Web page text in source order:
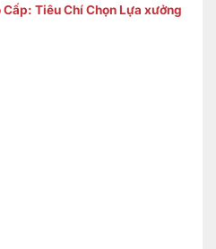
Tiêu Chí Chọn Lựa xưởng